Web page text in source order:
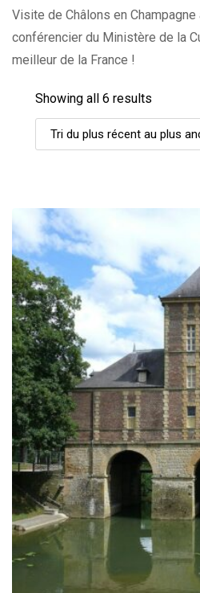
Visite de Châlons en
conférencier du Ministère de la
meilleur de la France !
Showing all 6 results